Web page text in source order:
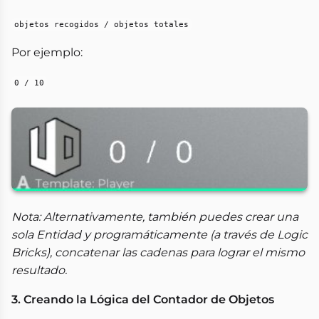
objetos recogidos / objetos totales
Por ejemplo:
0 / 10
Nota: Alternativamente, también puedes crear una
sola Entidad y programáticamente (a través de Logic
Bricks), concatenar las cadenas para lograr el mismo
resultado.
3. Creando la Lógica del Contador de Objetos